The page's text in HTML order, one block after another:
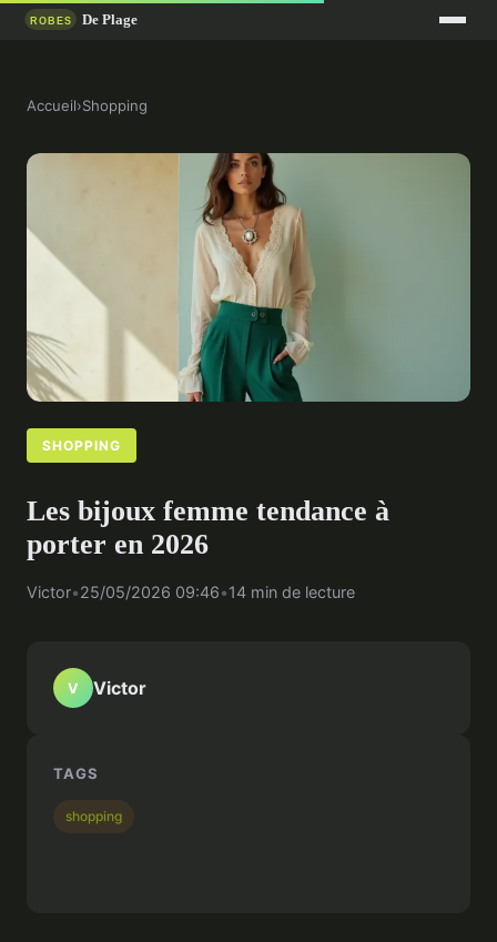
Accueil›Shopping
SHOPPING
Les bijoux femme tendance à
porter en 2026
Victor•25/05/2026 09:46•14 min de lecture
V Victor
TAGS
shopping